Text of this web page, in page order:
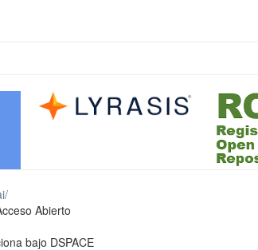
Abierto
bajo DSPACE